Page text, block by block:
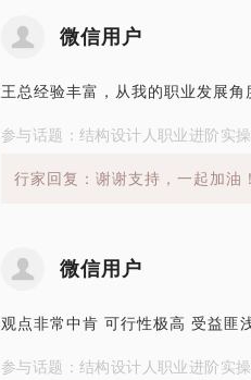
微信用户
王总经验丰富，从我的职业发展角
参与话题：结构设计人职业进阶实操
行家回复：谢谢支持，一起加油！
微信用户
观点非常中肯 可行性极高 受益匪
参与话题：结构设计人职业进阶实操